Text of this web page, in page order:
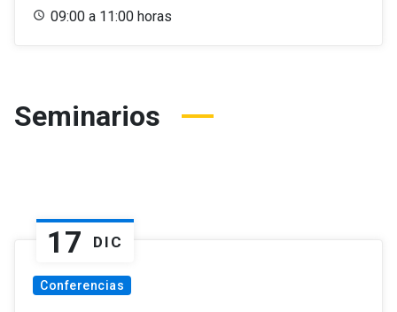
09:00 a 11:00 horas
Seminarios
17 DIC
Conferencias